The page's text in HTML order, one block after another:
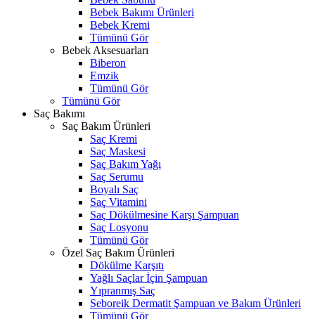
Bebek Bakımı Ürünleri
Bebek Kremi
Tümünü Gör
Bebek Aksesuarları
Biberon
Emzik
Tümünü Gör
Tümünü Gör
Saç Bakımı
Saç Bakım Ürünleri
Saç Kremi
Saç Maskesi
Saç Bakım Yağı
Saç Serumu
Boyalı Saç
Saç Vitamini
Saç Dökülmesine Karşı Şampuan
Saç Losyonu
Tümünü Gör
Özel Saç Bakım Ürünleri
Dökülme Karşıtı
Yağlı Saçlar İçin Şampuan
Yıpranmış Saç
Seboreik Dermatit Şampuan ve Bakım Ürünleri
Tümünü Gör